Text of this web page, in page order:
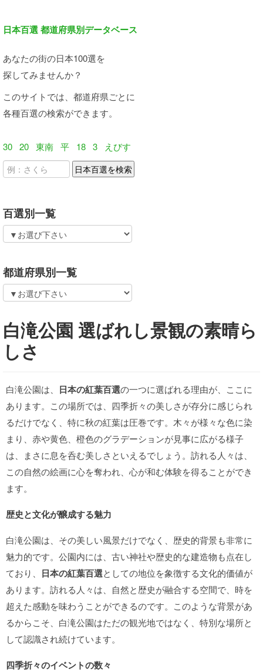
日本百選 都道府県別データベース
あなたの街の日本100選を
探してみませんか？
このサイトでは、都道府県ごとに
各種百選の検索ができます。
30 20 東南 平 18 3 えびす
百選別一覧
都道府県別一覧
白滝公園 選ばれし景観の素晴ら
しさ
白滝公園は、 日本の紅葉百選の一つに選ばれる理由が、ここに
あります。この場所では、四季折々の美しさが存分に感じられ
るだけでなく、特に秋の紅葉は圧巻です。木々が様々な色に染
まり、赤や黄色、橙色のグラデーションが見事に広がる様子
は、まさに息を呑む美しさといえるでしょう。訪れる人々は、
この自然の絵画に心を奪われ、心が和む体験を得ることができ
ます。
歴史と文化が醸成する魅力
白滝公園は、その美しい風景だけでなく、歴史的背景も非常に
魅力的です。公園内には、古い神社や歴史的な建造物も点在し
ており、 日本の紅葉百選としての地位を象徴する文化的価値が
あります。訪れる人々は、自然と歴史が融合する空間で、時を
超えた感動を味わうことができるのです。このような背景があ
るからこそ、白滝公園はただの観光地ではなく、特別な場所と
して認識され続けています。
四季折々のイベントの数々